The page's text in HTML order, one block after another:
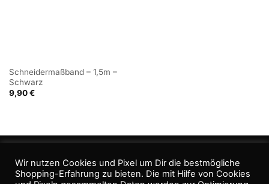
Schneidermaßband – 1,5m –
Schwarz
9,90€
Analysieren Sie Marktdaten, geben Sie
ZAHLUNGSARTEN VERSANDARTEN
WIDERRUFSBELEHRUNG
Wir nutzen Cookies und Pixel um Dir die bestmögliche
Shopping-Erfahrung zu bieten. Die mit Hilfe von Cookies